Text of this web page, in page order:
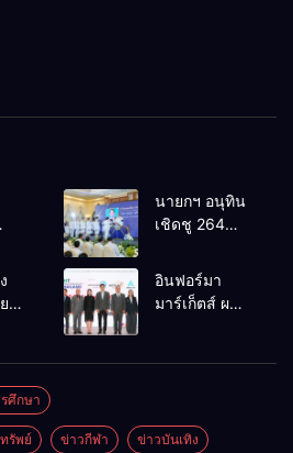
น
นายกฯ อนุทิน
เชิดชู 264
บ้านยอดเยี่ยม
มอบแหนบ
เกียรติยศแห่ง
น
รพี
อินฟอร์มา
มาร์เก็ตส์ ผนึก
Thailand
ศึกษา
รัพย์ ข่าวกีฬา ข่าวบันเทิง